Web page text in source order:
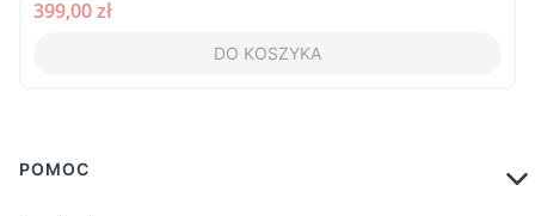
Cena
399,00 zł
DO KOSZYKA
Linki w stopce
POMOC